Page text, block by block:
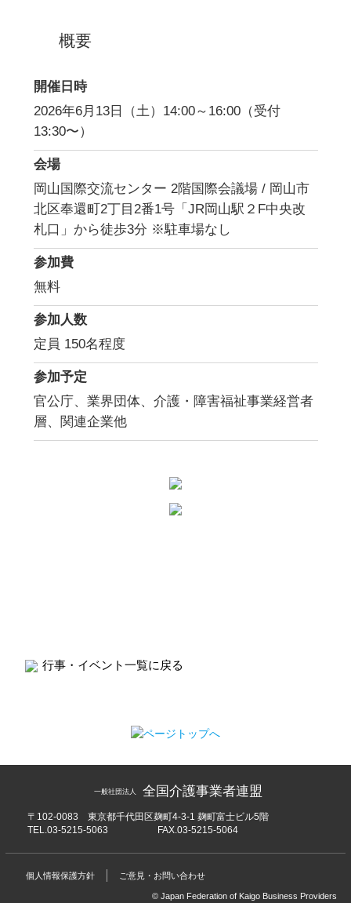
概要
開催日時
2026年6月13日（土）14:00～16:00（受付
13:30〜）
会場
岡山国際交流センター 2階国際会議場 / 岡山市
北区奉還町2丁目2番1号「JR岡山駅２F中央改
札口」から徒歩3分 ※駐車場なし
参加費
無料
参加人数
定員 150名程度
参加予定
官公庁、業界団体、介護・障害福祉事業経営者
層、関連企業他
行事・イベント一覧に戻る
一般社団法人 全国介護事業者連盟
〒102-0083 東京都千代田区麹町4-3-1 麹町富士ビル5階
TEL.03-5215-5063
FAX.03-5215-5064
個人情報保護方針 ご意見・お問い合わせ
© Japan Federation of Kaigo Business Providers